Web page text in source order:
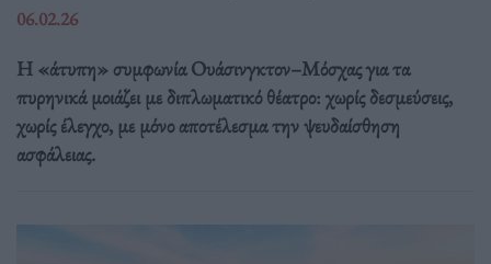
06.02.26
Η «άτυπη» συμφωνία Ουάσινγκτον–Μόσχας για τα
πυρηνικά μοιάζει με διπλωματικό θέατρο: χωρίς δεσμεύσεις,
χωρίς έλεγχο, με μόνο αποτέλεσμα την ψευδαίσθηση
ασφάλειας.